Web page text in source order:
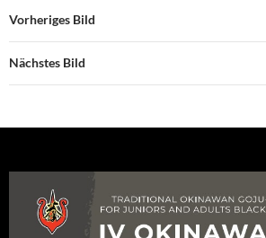
Vorheriges Bild
Nächstes Bild